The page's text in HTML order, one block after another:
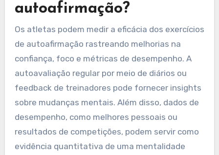
autoafirmação?
Os atletas podem medir a eficácia dos exercícios
de autoafirmação rastreando melhorias na
confiança, foco e métricas de desempenho. A
autoavaliação regular por meio de diários ou
feedback de treinadores pode fornecer insights
sobre mudanças mentais. Além disso, dados de
desempenho, como melhores pessoais ou
resultados de competições, podem servir como
evidência quantitativa de uma mentalidade